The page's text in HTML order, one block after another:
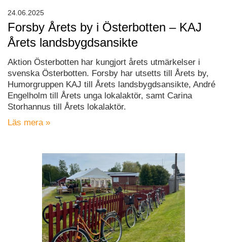
Forsby Årets by i Österbotten – KAJ
Årets landsbygdsansikte
Aktion Österbotten har kungjort årets utmärkelser i
svenska Österbotten. Forsby har utsetts till Årets by,
Humorgruppen KAJ till Årets landsbygdsansikte, André
Engelholm till Årets unga lokalaktör, samt Carina
Storhannus till Årets lokalaktör.
Läs mera »
24.06.2025